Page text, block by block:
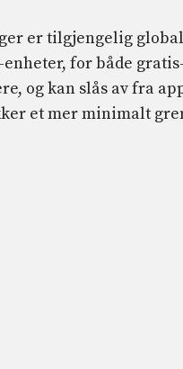
er tilgjengelig
enheter, for både
og kan slås av fra
et mer minimalt